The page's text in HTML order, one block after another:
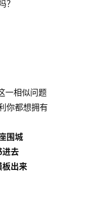
？‍
一相似问题
你都想拥有
围城
进去
板出来